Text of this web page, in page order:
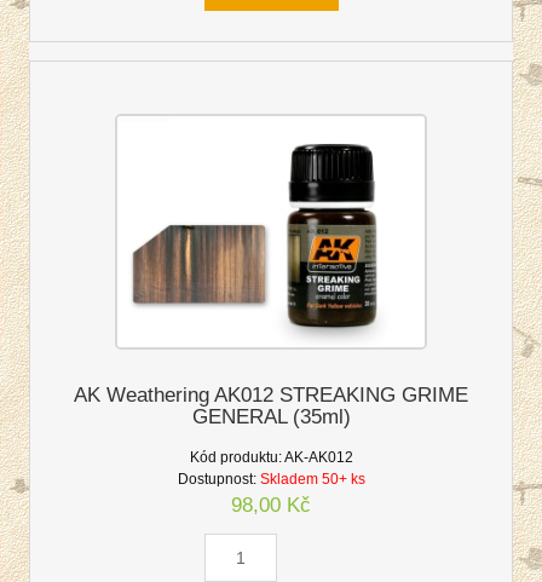
AK Weathering AK012 STREAKING GRIME
GENERAL (35ml)
Kód produktu:AK-AK012
Dostupnost: Skladem 50+ ks
98,00 Kč